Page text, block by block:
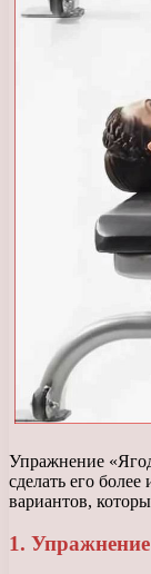
Упражнение
сделать его
вариантов,
1.